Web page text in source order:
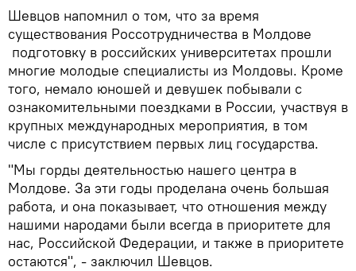
Шевцов напомнил о том, что за время
существования Россотрудничества в Молдове
подготовку в российских университетах прошли
многие молодые специалисты из Молдовы. Кроме
того, немало юношей и девушек побывали с
ознакомительными поездками в России, участвуя в
крупных международных мероприятия, в том
числе с присутствием первых лиц государства.
"Мы горды деятельностью нашего центра в
Молдове. За эти годы проделана очень большая
работа, и она показывает, что отношения между
нашими народами были всегда в приоритете для
нас, Российской Федерации, и также в приоритете
остаются", - заключил Шевцов.